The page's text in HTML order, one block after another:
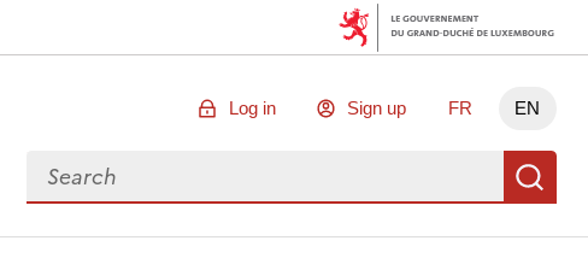
Log in Sign up FR EN
Search for data